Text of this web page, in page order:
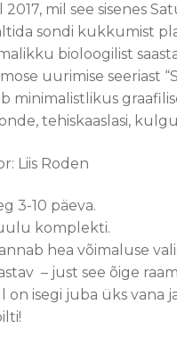
mil see sisenes
sondi kukkumist
bioloogilist
uurimise seeriast
minimalistlikus
tehiskaaslasi,
Liis Roden
3-10 päeva.
komplekti.
annab hea võimaluse
– just see õige
on isegi juba üks vana